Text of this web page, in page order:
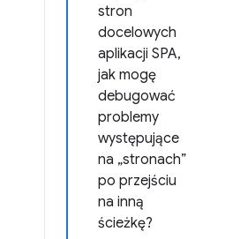
stron
docelowych
aplikacji SPA,
jak mogę
debugować
problemy
występujące
na „stronach”
po przejściu
na inną
ścieżkę?